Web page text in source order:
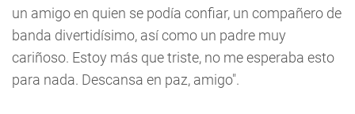
un amigo en quien se podía confiar, un compañero de
banda divertidísimo, así como un padre muy
cariñoso. Estoy más que triste, no me esperaba esto
para nada. Descansa en paz, amigo".